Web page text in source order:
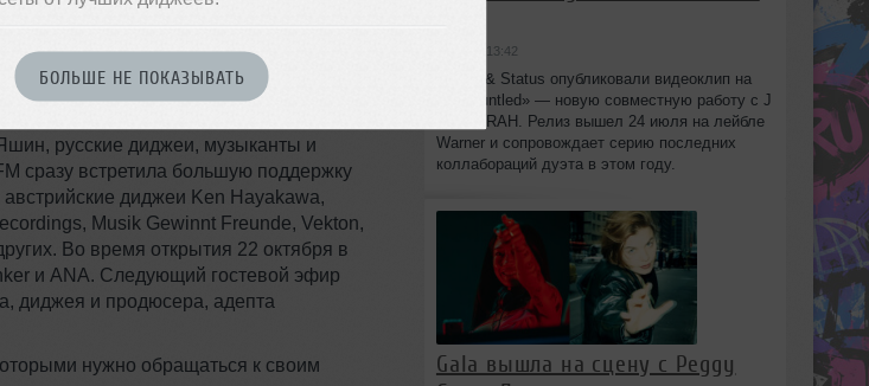
БОЛЬШЕ НЕ ПОКАЗЫВАТЬ
открыла новую студию в
построенном в 1877 и
русские диджеи, музыканты и
сразу встретила большую поддержку
диджеи Ken Hayakawa,
Musik Gewinnt Freunde, Vekton,
Во время открытия 22 октября в
и ANA. Следующий гостевой эфир
диджея и продюсера, адепта
нужно обращаться к своим
вчера в 13:42
Chase & Status опубликовали видеоклип на
«Disgruntled» — новую совместную работу с J
Hus и IRAH. Релиз вышел 24 июля на лейбле
Warner и сопровождает серию последних
коллабораций дуэта в этом году.
Gala вышла на сцену с Peggy